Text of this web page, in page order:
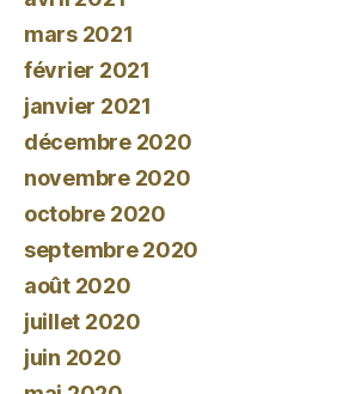
mars 2021
février 2021
janvier 2021
décembre 2020
novembre 2020
octobre 2020
septembre 2020
août 2020
juillet 2020
juin 2020